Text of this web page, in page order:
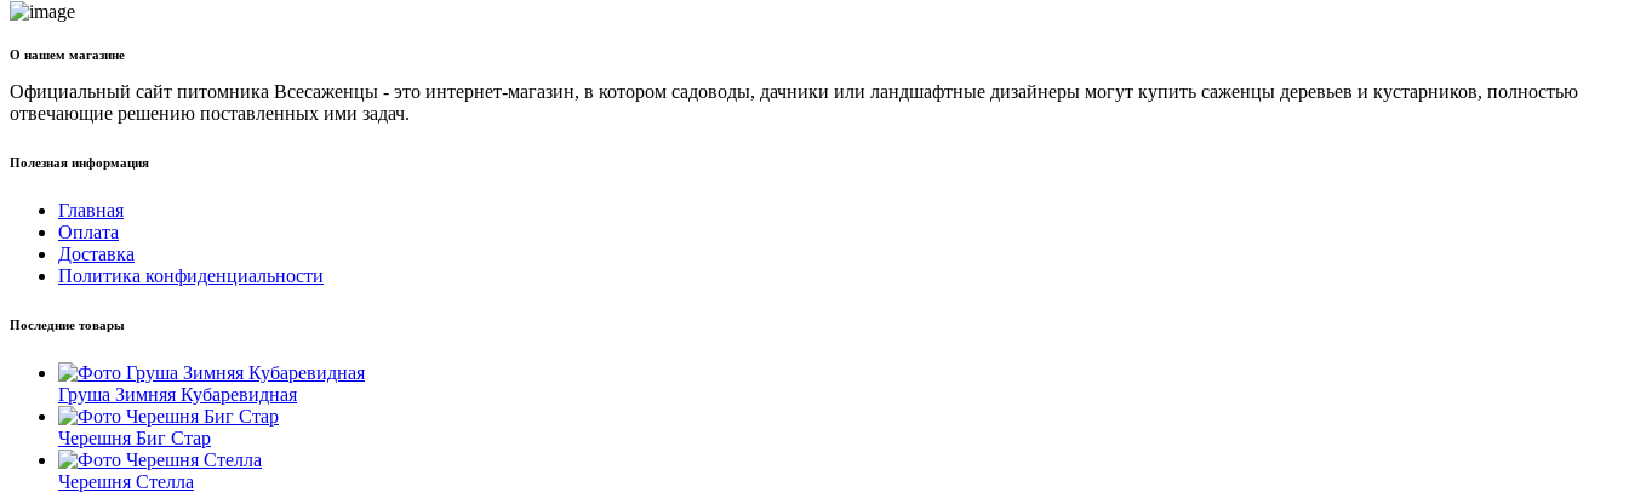
О нашем магазине
Официальный сайт питомника Всесаженцы - это интернет-магазин, в котором садоводы, дачники или ландшафтные дизайнеры могут купить саженцы деревьев и кустарников, полностью
отвечающие решению поставленных ими задач.
Полезная информация
Главная
Оплата
Доставка
Политика конфиденциальности
Последние товары
Груша Зимняя Кубаревидная
Черешня Биг Стар
Черешня Стелла